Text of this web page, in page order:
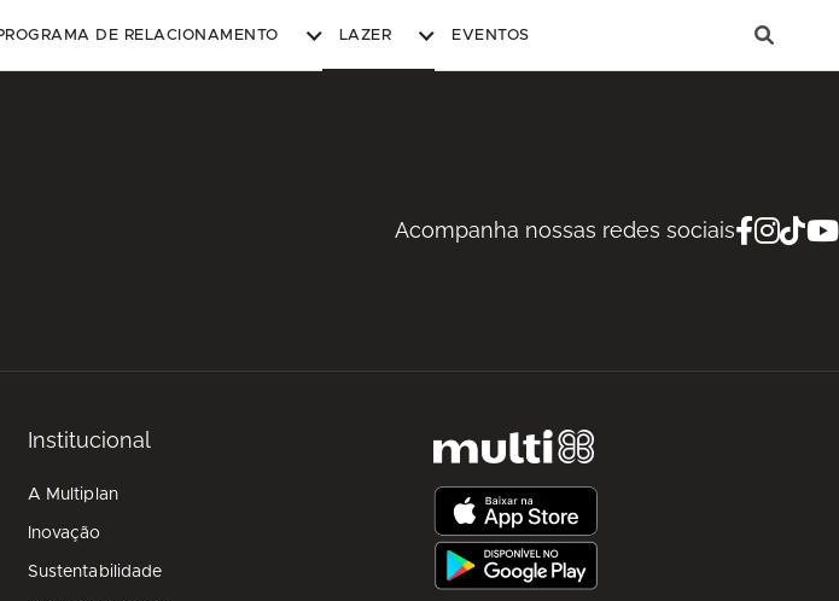
DE RELACIONAMENTO LAZER EVENTOS
Acompanha nossas redes sociais
Institucional
A Multiplan
Inovação
Sustentabilidade